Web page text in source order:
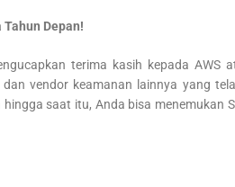
Depan!
terima kasih kepada
vendor keamanan lainnya yang
saat itu, Anda bisa menemukan